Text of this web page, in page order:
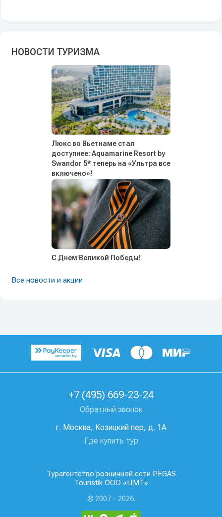
НОВОСТИ ТУРИЗМА
Люкс во Вьетнаме стал
доступнее: Aquamarine Resort by
Swandor 5* теперь на «Ультра все
включено»!
С Днем Великой Победы!
Все новости и акции
Турагентство розничной сети PEGAS
Touristik ООО «ЦМТ»
© 2007—2026.
+7 (495) 669-23-24
Обратный звонок
г. Москва, Козицкий пер, д. 1А
Где купить тур